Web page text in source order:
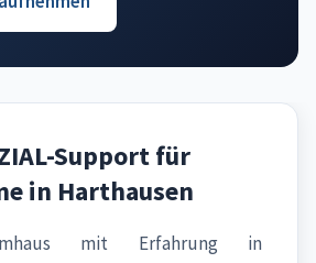
Support für
in Harthausen
mit Erfahrung in